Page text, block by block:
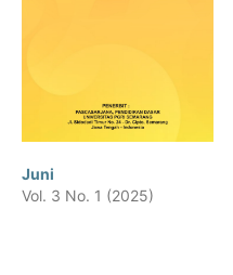
Juni
Vol. 3 No. 1 (2025)